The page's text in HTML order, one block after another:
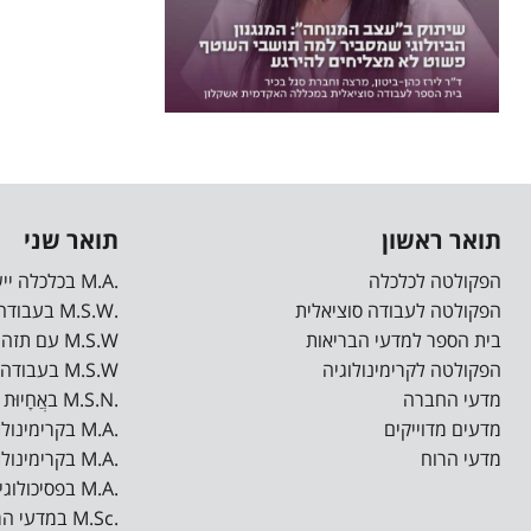
קבוצות שיח ותמיכה לצד פגישות פרטניות
ופעילויות מגבשות לקהילת הסטודנטים.
מוזמנים לקחת חלק, להרגיש שייכות,
משמעות ובעיקר להרגיש יותר טוב. פנו […]
תואר ראשון
הפקולטה לכלכלה
הפקולטה לעבודה סוציאלית
בית הספר למדעי הבריאות
הפקולטה לקרימינולוגיה
מדעי החברה
מדעים מדוייקים
מדעי הרוח
תואר שני
.M.A בכלכלה יישומית
.M.S.W בעבודה סוציאלית
M.S.W עם תזה בעבודה סוציאלית רפואית*
M.S.W בעבודה סוציאלית רפואית ישומית*
.M.S.N באֲחָיוּת (סיעוד)
.M.A בקרימינולוגיה
.M.A בקרימינולוגיה קלינית
.M.A בפסיכולוגיה רפואית
.M.Sc במדעי המחשב